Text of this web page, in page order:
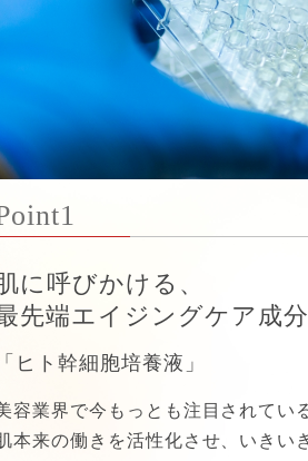
に呼びかける、
先端エイジングケア成分
ヒト幹細胞培養液」
容業界で今もっとも注目されてい
本来の働きを活性化させ、いきい